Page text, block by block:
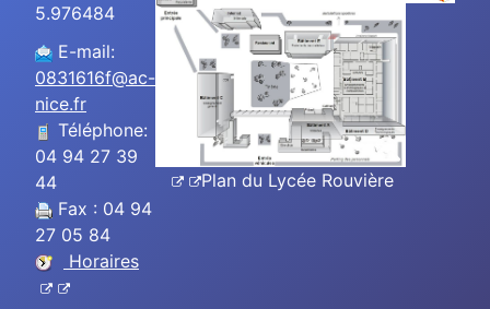
5.976484
E-mail:
0831616f@ac-
nice.fr
Téléphone:
04 94 27 39
44
Fax : 04 94
27 05 84
Horaires
Plan du Lycée Rouvière